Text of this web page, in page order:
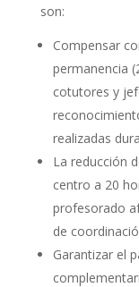
son:
Compensar
permanencia
cotutores y
realizadas
La reducción
centro a 20
profesorado
de
Garantizar el